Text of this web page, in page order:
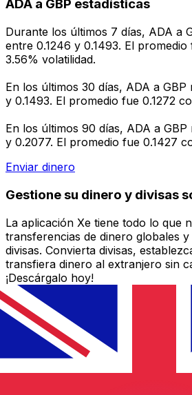
ADA a GBP estadísticas
Durante los últimos 7 días, ADA a
entre 0.1246 y 0.1493. El promedio
3.56% volatilidad.
En los últimos 30 días, ADA a GBP
y 0.1493. El promedio fue 0.1272
En los últimos 90 días, ADA a
y 0.2077. El promedio fue 0.1427
Enviar dinero
Gestione su dinero y divisas
La aplicación Xe tiene todo lo que
transferencias de dinero globales
divisas. Convierta divisas,
transfiera dinero al extranjero sin
¡Descárgalo hoy!